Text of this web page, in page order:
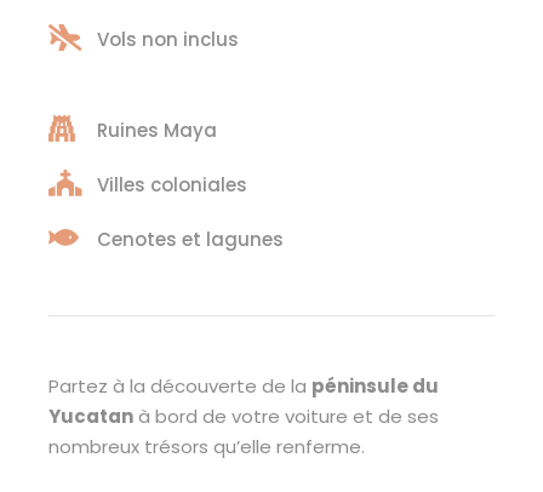
Vols non inclus
Ruines Maya
Villes coloniales
Cenotes et lagunes
Partez à la découverte de la péninsule du
Yucatanà bord de votre voiture et de ses
nombreux trésors qu’elle renferme.